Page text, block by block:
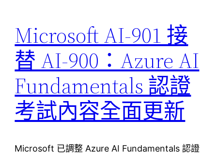
Microsoft AI-901 接
替 AI-900：Azure AI
Fundamentals 認證
考試內容全面更新
Microsoft 已調整 Azure AI Fundamentals 認證